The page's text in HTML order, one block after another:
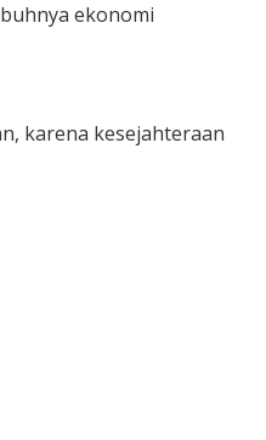
ekonomi
karena kesejahteraan